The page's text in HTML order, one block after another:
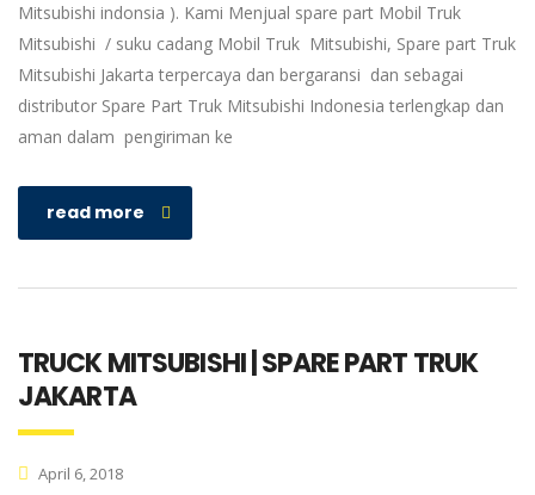
Mitsubishi indonsia ). Kami Menjual spare part Mobil Truk
Mitsubishi / suku cadang Mobil Truk Mitsubishi, Spare part Truk
Mitsubishi Jakarta terpercaya dan bergaransi dan sebagai
distributor Spare Part Truk Mitsubishi Indonesia terlengkap dan
aman dalam pengiriman ke
read more
TRUCK MITSUBISHI | SPARE PART TRUK
JAKARTA
April 6, 2018